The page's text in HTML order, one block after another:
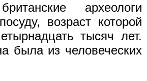
археологи
возраст которой
тысяч лет.
была из человеческих